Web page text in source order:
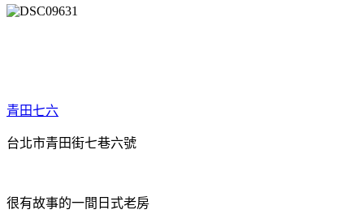
青田七六
台北市青田街七巷六號
很有故事的一間日式老房